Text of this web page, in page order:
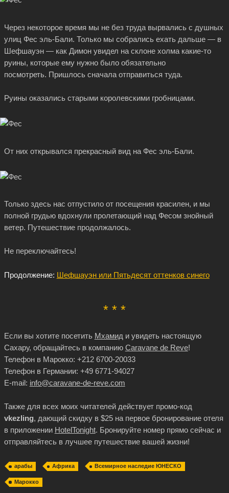
Через некоторое время мы не без труда вырвались с душных
улиц Фес эль-Бали. Только мы собрались ехать дальше — в
Шефшауэн — как Димон увидел на склоне холма какие-то
руины, которые ему нужно было обязательно
посмотреть. Пришлось сначала отправиться туда.
Руины оказались старыми королевскими гробницами.
От них открывался прекрасный вид на Фес эль-Бали.
Только здесь нас отпустило от посещения красилен, и мы
полной грудью вдохнули пролетающий над Фесом знойный
ветер. Путешествие продолжалось.
Не переключайтесь!
Продолжение: Шефшауэн или Пятьдесят оттенков синего
* * *
Если вы хотите посетить Мхамид и увидеть настоящую
Сахару, обращайтесь в компанию Caravane de Reve!
Телефон в Марокко: +212 6700-20033
Телефон в Германии: +49 6771-94027
E-mail: info@caravane-de-reve.com
Также для всех моих читателей действует промо-код
vkezling, дающий скидку в $25 на первое бронирование отеля
в приложении HotelTonight. Бронируйте номер прямо сейчас и
отправляйтесь в лучшее путешествие вашей жизни!
арабы Африка Всемирное наследие ЮНЕСКО
Марокко